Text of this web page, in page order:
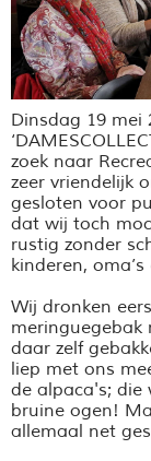
Dinsdag 19 mei
zoek naar
zeer vriendelijk
gesloten voor
dat wij toch
rustig zonder
kinderen, oma’s
Wij dronken
meringuegebak
daar zelf
liep met ons
de alpaca's; die
bruine ogen!
allemaal net